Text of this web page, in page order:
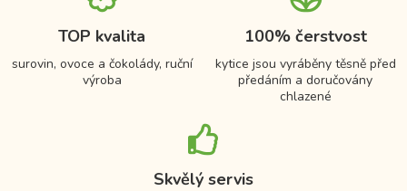
TOP kvalita
surovin, ovoce a čokolády, ruční
výroba
100% čerstvost
kytice jsou vyráběny těsně před
předáním a doručovány
chlazené
Skvělý servis